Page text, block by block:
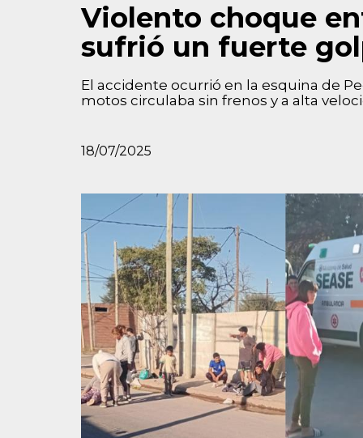
Violento choque
sufrió un fuerte
El accidente ocurrió en la esquina de
motos circulaba sin frenos y a alta
18/07/2025